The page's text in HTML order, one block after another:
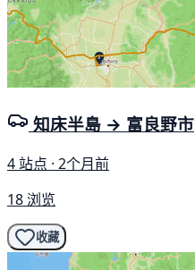
知床半島 → 富良野市
4 站点 · 2个月前
18 浏览
收藏